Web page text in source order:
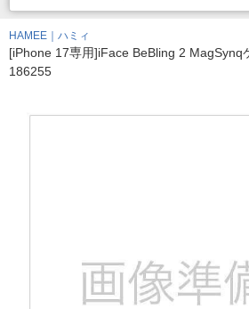
HAMEE｜ハミィ
[iPhone 17専用]iFace BeBling 2 MagSynq
186255